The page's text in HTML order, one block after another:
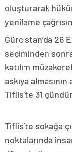
oluşturarak
yenileme
Gürcistan’da 26
seçiminden
katılım
askıya
Tiflis’te 31
Tiflis’te sokağa
noktalarında